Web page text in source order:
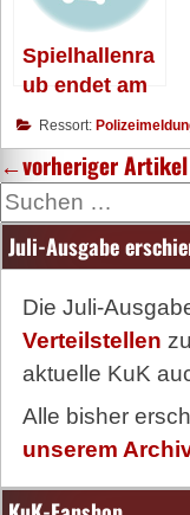
Spielhallenra
ub endet am
Laternenmast
Ressort:
←vorheriger Artikel
Suche
Juli-Ausgabe
Die Juli-
Verteilstellen
aktuelle KuK
Alle bisher
unserem